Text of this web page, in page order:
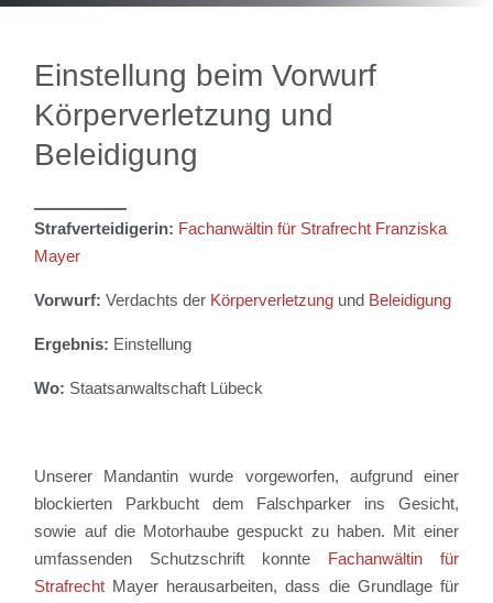
Einstellung beim Vorwurf
Körperverletzung und
Beleidigung
Strafverteidigerin: Fachanwältin für Strafrecht Franziska
Mayer
Vorwurf:Verdachts der Körperverletzung und Beleidigung
Ergebnis: Einstellung
Wo: Staatsanwaltschaft Lübeck
Unserer Mandantin wurde vorgeworfen, aufgrund einer
blockierten Parkbucht dem Falschparker ins Gesicht,
sowie auf die Motorhaube gespuckt zu haben. Mit einer
umfassenden Schutzschrift konnte Fachanwältin für
Strafrecht Mayer herausarbeiten, dass die Grundlage für